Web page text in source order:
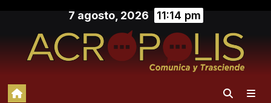
contenido
7 agosto, 2026 11:14 pm